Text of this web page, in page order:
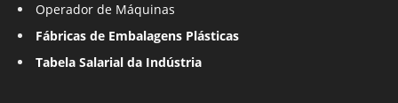
Operador de Máquinas
Fábricas de Embalagens Plásticas
Tabela Salarial da Indústria